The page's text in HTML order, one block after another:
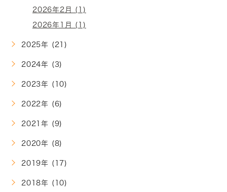
2026年2月 (1)
2026年1月 (1)
2025年 (21)
2024年 (3)
2023年 (10)
2022年 (6)
2021年 (9)
2020年 (8)
2019年 (17)
2018年 (10)